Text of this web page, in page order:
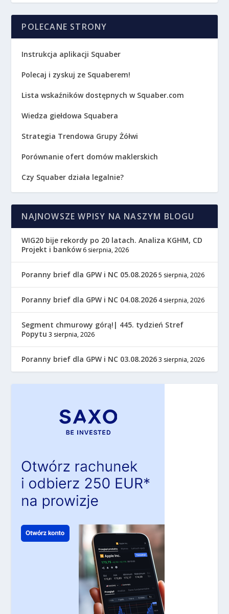
POLECANE STRONY
Instrukcja aplikacji Squaber
Polecaj i zyskuj ze Squaberem!
Lista wskaźników dostępnych w Squaber.com
Wiedza giełdowa Squabera
Strategia Trendowa Grupy Żółwi
Porównanie ofert domów maklerskich
Czy Squaber działa legalnie?
NAJNOWSZE WPISY NA NASZYM BLOGU
WIG20 bije rekordy po 20 latach. Analiza KGHM, CD
Projekt i banków 6 sierpnia, 2026
Poranny brief dla GPW i NC 05.08.2026 5 sierpnia, 2026
Poranny brief dla GPW i NC 04.08.2026 4 sierpnia, 2026
Segment chmurowy górą!| 445. tydzień Stref
Popytu 3 sierpnia, 2026
Poranny brief dla GPW i NC 03.08.2026 3 sierpnia, 2026